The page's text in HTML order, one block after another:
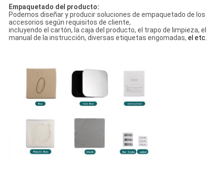
Empaquetado del producto:
Podemos diseñar y producir soluciones de empaquetado de los
accesorios según requisitos de cliente,
incluyendo el cartón, la caja del producto, el trapo de limpieza, el
manual de la instrucción, diversas etiquetas engomadas, el etc.